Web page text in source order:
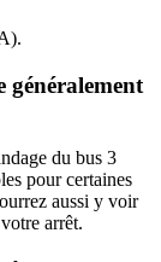
généralement
du bus 3
pour certaines
aussi y voir
arrêt.